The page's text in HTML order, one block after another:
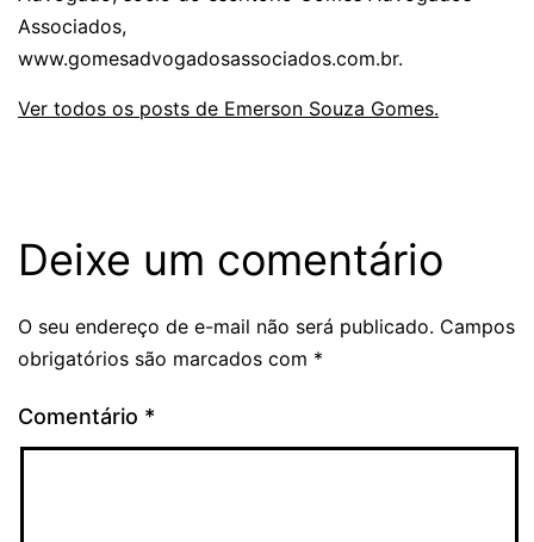
Associados,
www.gomesadvogadosassociados.com.br.
Ver todos os posts de Emerson Souza Gomes.
Deixe um comentário
O seu endereço de e-mail não será publicado. Campos
obrigatórios são marcados com *
Comentário *